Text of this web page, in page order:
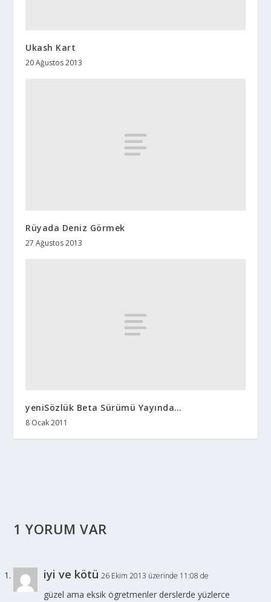
Ukash Kart
20 Ağustos 2013
Rüyada Deniz Görmek
27 Ağustos 2013
yeniSözlük Beta Sürümü Yayında…
8 Ocak 2011
1 YORUM VAR
iyi ve kötü 26 Ekim 2013 üzerinde 11:08 de
güzel ama eksik ögretmenler derslerde yüzlerce